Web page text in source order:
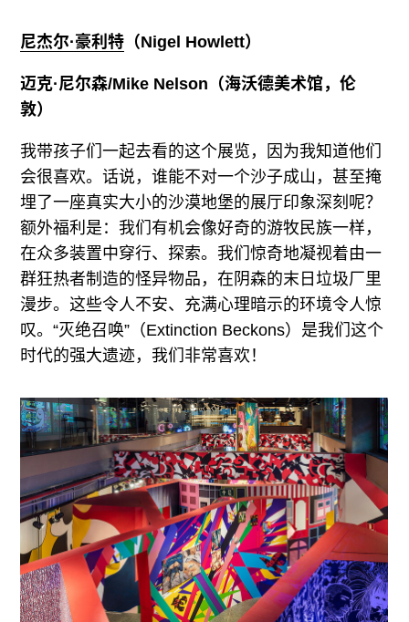
尼杰尔·豪利特 （Nigel Howlett）
迈克·尼尔森/Mike Nelson （海沃德美术馆，伦
敦）
我带孩子们一起去看的这个展览，因为我知道他们
会很喜欢。话说，谁能不对一个沙子成山，甚至掩
埋了一座真实大小的沙漠地堡的展厅印象深刻呢？
额外福利是：我们有机会像好奇的游牧民族一样，
在众多装置中穿行、探索。我们惊奇地凝视着由一
群狂热者制造的怪异物品，在阴森的末日垃圾厂里
漫步。这些令人不安、充满心理暗示的环境令人惊
叹。“灭绝召唤”（Extinction Beckons）是我们这个
时代的强大遗迹，我们非常喜欢！